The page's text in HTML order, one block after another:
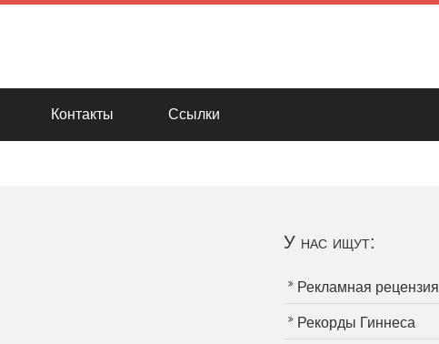
Контакты Ссылки
У нас ищут:
Рекламная рецензия
Рекорды Гиннеса